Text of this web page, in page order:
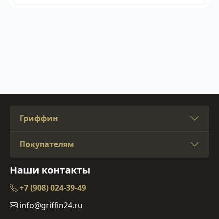
Гриффин
Покупателям
Наши контакты
+7 (908) 024-39-49
info@griffin24.ru